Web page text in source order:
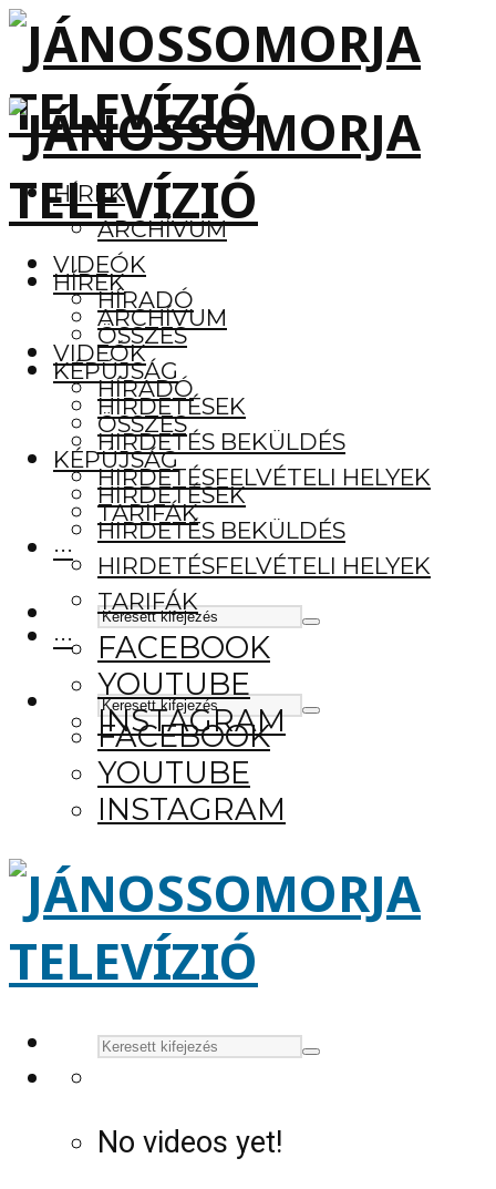
HÍREK
ARCHÍVUM
VIDEÓK
HÍRADÓ
ÖSSZES
KÉPÚJSÁG
HIRDETÉSEK
HIRDETÉS BEKÜLDÉS
HIRDETÉSFELVÉTELI HELYEK
TARIFÁK
···
FACEBOOK
YOUTUBE
INSTAGRAM
HÍREK
ARCHÍVUM
VIDEÓK
HÍRADÓ
ÖSSZES
KÉPÚJSÁG
HIRDETÉSEK
HIRDETÉS BEKÜLDÉS
HIRDETÉSFELVÉTELI HELYEK
TARIFÁK
···
FACEBOOK
YOUTUBE
INSTAGRAM
No videos yet!